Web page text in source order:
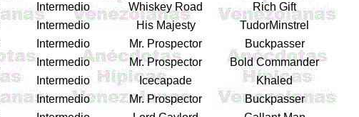
Intermedio Whiskey Road
Rich Gift
Intermedio His Majesty
TudorMinstrel
Intermedio Mr. Prospector
Buckpasser
Intermedio Mr. Prospector
Bold Commander
Intermedio Icecapade
Khaled
Intermedio Mr. Prospector
Buckpasser